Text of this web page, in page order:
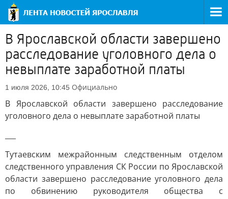
В Ярославской области завершено
расследование уголовного дела о
невыплате заработной платы
1 июля 2026, 10:45 Официально
В Ярославской области завершено расследование
уголовного дела о невыплате заработной платы
Тутаевским межрайонным следственным отделом
следственного управления СК России по Ярославской
области завершено расследование уголовного дела
по обвинению руководителя общества с